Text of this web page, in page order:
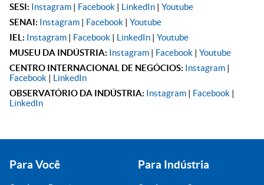
SESI: Instagram | Facebook | LinkedIn | Youtube
SENAI: Instagram | Facebook | Youtube
IEL: Instagram | Facebook | LinkedIn | Youtube
MUSEU DA INDÚSTRIA: Instagram | Facebook | Youtube
CENTRO INTERNACIONAL DE NEGÓCIOS: Instagram |
Facebook | LinkedIn
OBSERVATÓRIO DA INDÚSTRIA: Instagram | Facebook |
LinkedIn
Para Você Para Indústria